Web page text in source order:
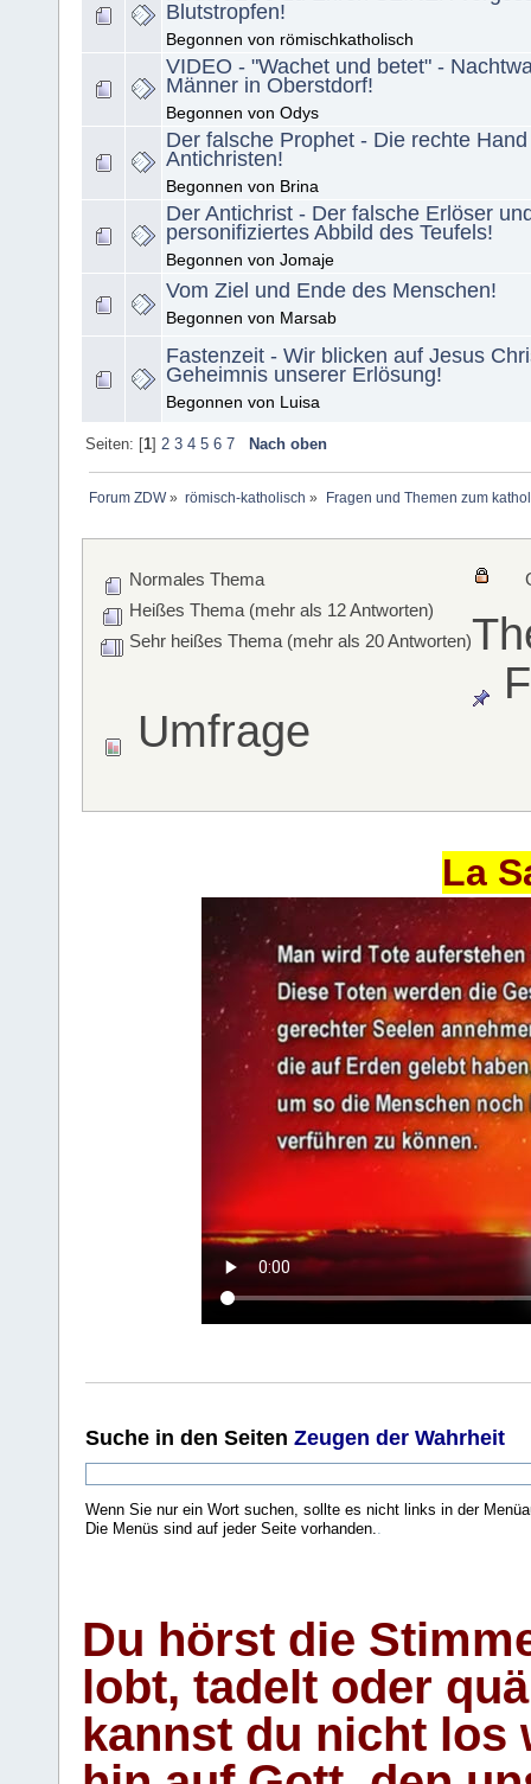
Blutstropfen!
Begonnen von römischkatholisch
VIDEO - "Wachet und betet" -
Männer in Oberstdorf!
Begonnen von Odys
Der falsche Prophet - Die rechte
Antichristen!
Begonnen von Brina
Der Antichrist - Der falsche Erlöser
personifiziertes Abbild des Teufels!
Begonnen von Jomaje
Vom Ziel und Ende des Menschen!
Begonnen von Marsab
Fastenzeit - Wir blicken auf Jesus
Geheimnis unserer Erlösung!
Begonnen von Luisa
Seiten: [1] 2 3 4 5 6 7 Nach oben
Forum ZDW» römisch-katholisch » Fragen und Themen zum
Normales Thema
Heißes Thema (mehr als 12 Antworten)
Sehr heißes Thema (mehr als 20 Antworten)
Umfrage
La
Suche in den Seiten Zeugen der Wahrheit
Wenn Sie nur ein Wort suchen, sollte es nicht links in der
Die Menüs sind auf jeder Seite vorhanden..
Du hörst die
lobt, tadelt oder
kannst du nicht los